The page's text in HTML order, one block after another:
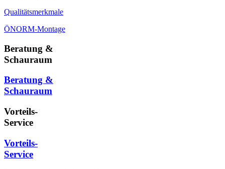
Qualitätsmerkmale
ÖNORM-Montage
Beratung &
Schauraum
Beratung &
Schauraum
Vorteils-
Service
Vorteils-
Service